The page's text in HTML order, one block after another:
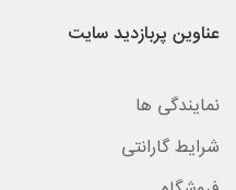
عناوین پربازدید سایت
نمایندگی ها
شرایط گارانتی